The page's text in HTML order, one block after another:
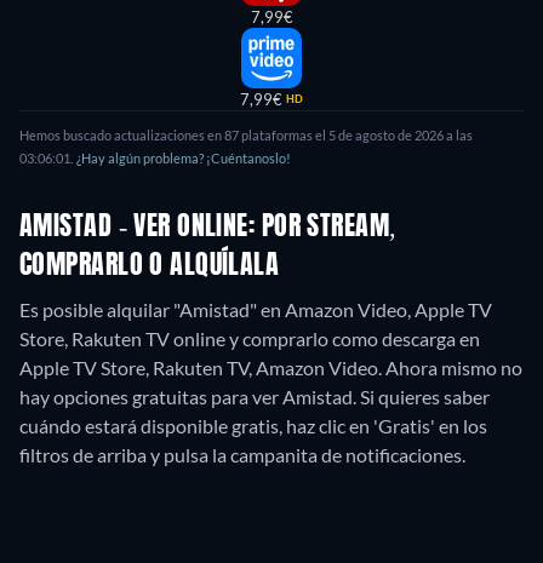
7,99€
7,99€ HD
Hemos buscado actualizaciones en87plataformas el 5 de agosto de 2026a las
03:06:01 ¿Hay algún problema? ¡Cuéntanoslo!
AMISTAD - VER ONLINE: POR STREAM,
COMPRARLO O ALQUÍLALA
Es posible alquilar "Amistad" en Amazon Video, Apple TV
Store, Rakuten TV online y comprarlo como descarga en
Apple TV Store, Rakuten TV, Amazon Video.Ahora mismo no
hay opciones gratuitas para ver Amistad. Si quieres saber
cuándo estará disponible gratis, haz clic en 'Gratis' en los
filtros de arriba y pulsa la campanita de notificaciones.